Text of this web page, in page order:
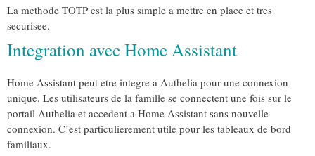
La methode TOTP est la plus simple a mettre en place et tres
securisee.
Integration avec Home Assistant
Home Assistant peut etre integre a Authelia pour une connexion
unique. Les utilisateurs de la famille se connectent une fois sur le
portail Authelia et accedent a Home Assistant sans nouvelle
connexion. C’est particulierement utile pour les tableaux de bord
familiaux.